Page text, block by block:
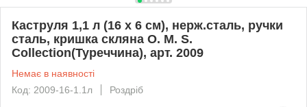
Каструля 1,1 л (16 х 6 см), нерж.сталь, ручки
сталь, кришка скляна O. M. S.
Collection(Туреччина), арт. 2009
Немає в наявності
Код: 2009-16-1.1л
Роздріб